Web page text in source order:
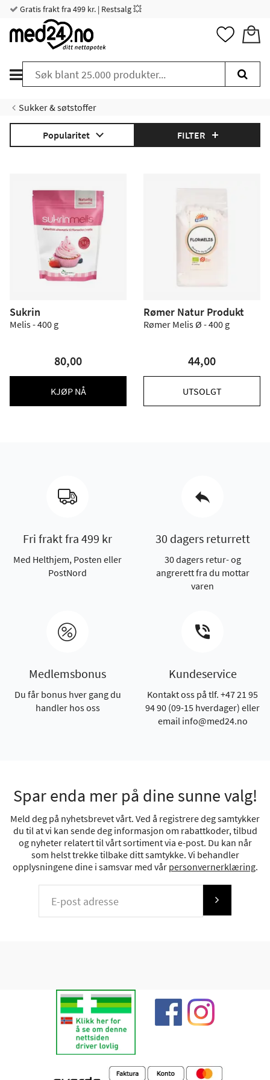
Gratis frakt fra 499 kr. | Restsalg 💥
Sukker & søtstoffer
Popularitet FILTER
Sukrin
Melis - 400 g
80,00
KJØP NÅ
Rømer Natur Produkt
Rømer Melis Ø - 400 g
44,00
UTSOLGT
Fri frakt fra 499 kr
Med Helthjem, Posten eller
PostNord
30 dagers returrett
30 dagers retur- og
angrerett fra du mottar
varen
Medlemsbonus
Du får bonus hver gang du
handler hos oss
Kundeservice
Kontakt oss på tlf. +47 21 95
94 90 (09-15 hverdager) eller
email info@med24.no
Spar enda mer på dine sunne valg!
Meld deg på nyhetsbrevet vårt. Ved å registrere deg samtykker
du til at vi kan sende deg informasjon om rabattkoder, tilbud
og nyheter relatert til vårt sortiment via e-post. Du kan når
som helst trekke tilbake ditt samtykke. Vi behandler
opplysningene dine i samsvar med vår personvernerklæring.